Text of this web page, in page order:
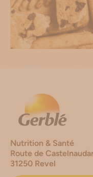
Nutrition & Santé
Route de
31250 Revel